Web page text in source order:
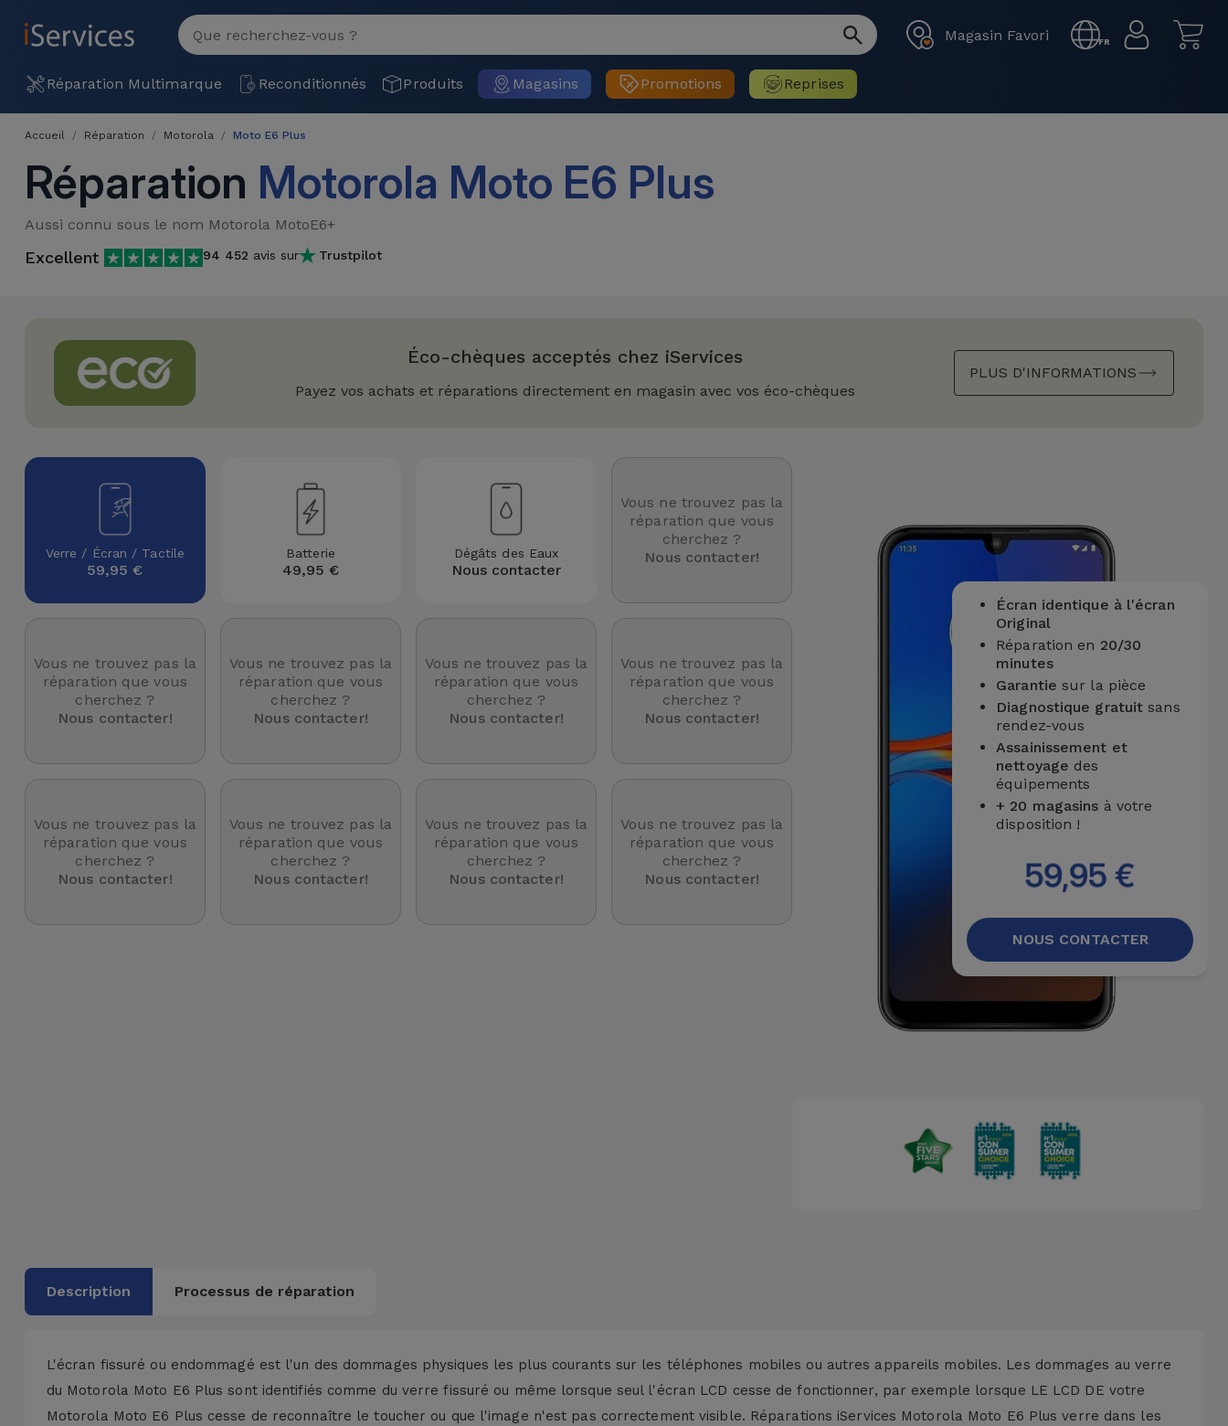
Magasin Favori FR
Réparation Multimarque Reconditionnés Produits Magasins Promotions Reprises
MENU
Réparation
Différentes
Causes de
Pannes
Macbook
Watch
Samsung
Huawei
OnePlus
Google
Dyson
Autres
Marques
iPhone
Reconditionnés
iPads
Reconditionnés
Samsungs
Reconditionnés
Jeux
Reconditionnées
Produits
DJI
Câbles
Coques et
Batteries
Externes
Ecouteurs
Connectées
et
Bracelets
Mobilité,
Auto et
Accessoires
d'ordinateur
Magasins
Reprises
Voir
Accueil Réparation Motorola Moto E6 Plus
Réparation Motorola Moto E6 Plus
Aussi connu sous le nom Motorola MotoE6+
Excellent 94 452 avis sur Trustpilot
Éco-chèques acceptés chez iServices
Payez vos achats et réparations directement en magasin avec vos éco-chèques
PLUS D'INFORMATIONS
Verre / Écran / Tactile
59,95 €
Batterie
49,95 €
Dégâts des Eaux
Nous contacter
Vous ne trouvez pas la
réparation que vous
cherchez ?
Nous contacter!
Vous ne trouvez pas la
réparation que vous
cherchez ?
Nous contacter!
Vous ne trouvez pas la
réparation que vous
cherchez ?
Nous contacter!
Vous ne trouvez pas la
réparation que vous
cherchez ?
Nous contacter!
Vous ne trouvez pas la
réparation que vous
cherchez ?
Nous contacter!
Vous ne trouvez pas la
réparation que vous
cherchez ?
Nous contacter!
Vous ne trouvez pas la
réparation que vous
cherchez ?
Nous contacter!
Vous ne trouvez pas la
réparation que vous
cherchez ?
Nous contacter!
Vous ne trouvez pas la
réparation que vous
cherchez ?
Nous contacter!
Écran identique à l'écran
Original
Réparation en 20/30
minutes
Garantie sur la pièce
Diagnostique gratuit sans
rendez-vous
Assainissement et
nettoyage des
équipements
+ 20 magasins à votre
disposition !
59,95 €
NOUS CONTACTER
Description Processus de réparation
L'écran fissuré ou endommagé est l'un des dommages physiques les plus courants sur les téléphones mobiles ou autres appareils mobiles. Les dommages au verre
du Motorola Moto E6 Plus sont identifiés comme du verre fissuré ou même lorsque seul l'écran LCD cesse de fonctionner, par exemple lorsque LE LCD DE votre
Motorola Moto E6 Plus cesse de reconnaître le toucher ou que l'image n'est pas correctement visible. Réparations iServices Motorola Moto E6 Plus verre dans les